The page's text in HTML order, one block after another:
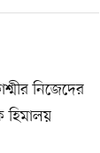
নিজেদের
হিমালয়